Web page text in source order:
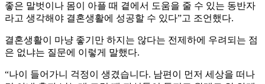
좋은 말벗이나 몸이 아플 때 곁에서 도움을 줄 수 있는 동반자
라고 생각해야 결혼생활에 성공할 수 있다”고 조언했다.
결혼생활이 마냥 좋기만 하지는 않다는 전제하에 우려되는 점
은 없냐는 질문에 이렇게 말했다.
“나이 들어가니 걱정이 생겼습니다. 남편이 먼저 세상을 떠나